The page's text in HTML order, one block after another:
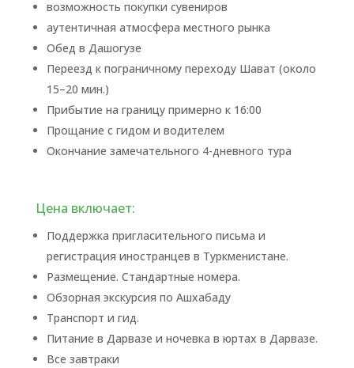
возможность покупки сувениров
аутентичная атмосфера местного рынка
Обед в Дашогузе
Переезд к пограничному переходу Шават (около
15–20 мин.)
Прибытие на границу примерно к 16:00
Прощание с гидом и водителем
Окончание замечательного 4-дневного тура
Цена включает:
Поддержка пригласительного письма и
регистрация иностранцев в Туркменистане.
Размещение. Стандартные номера.
Обзорная экскурсия по Ашхабаду
Транспорт и гид.
Питание в Дарвазе и ночевка в юртах в Дарвазе.
Все завтраки